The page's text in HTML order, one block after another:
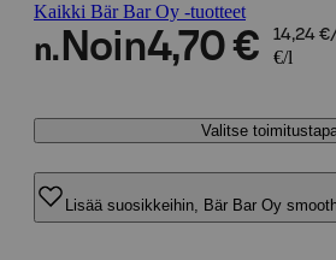
Kaikki Bär Bar Oy -tuotteet
n. Noin4,70 € 14,24
€/l
Valitse
Lisää suosikkeihin, Bär Bar Oy